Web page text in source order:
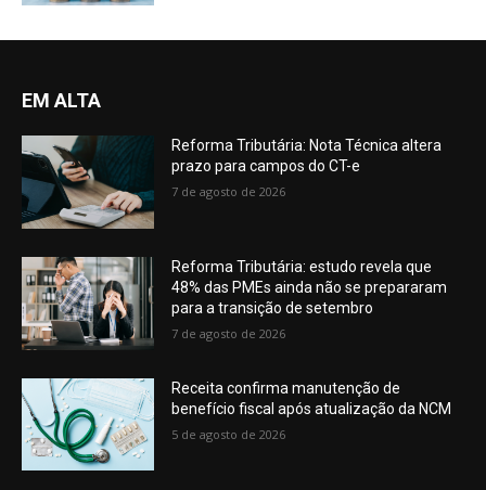
EM ALTA
Reforma Tributária: Nota Técnica altera
prazo para campos do CT-e
7 de agosto de 2026
Reforma Tributária: estudo revela que
48% das PMEs ainda não se prepararam
para a transição de setembro
7 de agosto de 2026
Receita confirma manutenção de
benefício fiscal após atualização da NCM
5 de agosto de 2026